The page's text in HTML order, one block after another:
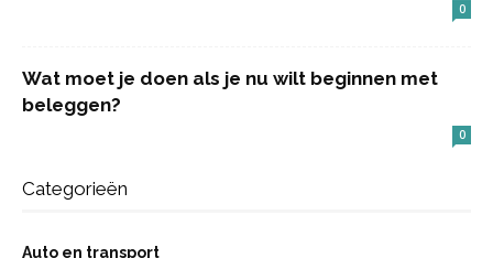
0
Wat moet je doen als je nu wilt beginnen met
beleggen?
0
Categorieën
Auto en transport